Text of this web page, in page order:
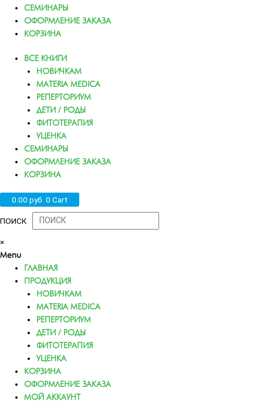
СЕМИНАРЫ
ОФОРМЛЕНИЕ ЗАКАЗА
КОРЗИНА
ВСЕ КНИГИ
НОВИЧКАМ
MATERIA MEDICA
РЕПЕРТОРИУМ
ДЕТИ / РОДЫ
ФИТОТЕРАПИЯ
УЦЕНКА
СЕМИНАРЫ
ОФОРМЛЕНИЕ ЗАКАЗА
КОРЗИНА
0.00 руб. 0 Cart
ПОИСК
×
Menu
ГЛАВНАЯ
ПРОДУКЦИЯ
НОВИЧКАМ
MATERIA MEDICA
РЕПЕРТОРИУМ
ДЕТИ / РОДЫ
ФИТОТЕРАПИЯ
УЦЕНКА
КОРЗИНА
ОФОРМЛЕНИЕ ЗАКАЗА
МОЙ АККАУНТ